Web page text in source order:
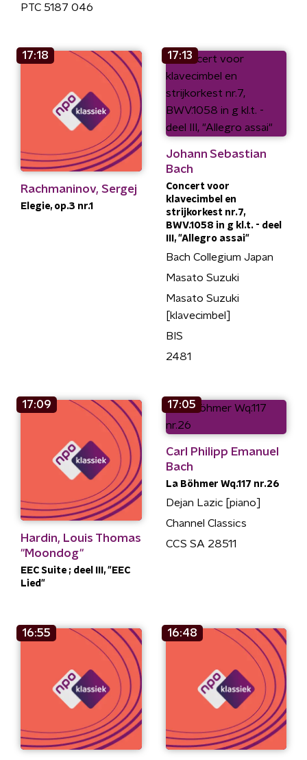
PTC 5187 046
17:18
Rachmaninov, Sergej
Elegie, op.3 nr.1
17:13
Johann Sebastian
Bach
Concert voor
klavecimbel en
strijkorkest nr.7,
BWV.1058 in g kl.t. - deel
III, "Allegro assai"
Bach Collegium Japan
Masato Suzuki
Masato Suzuki
[klavecimbel]
BIS
2481
17:09
Hardin, Louis Thomas
''Moondog''
EEC Suite ; deel III, "EEC
Lied"
17:05
Carl Philipp Emanuel
Bach
La Böhmer Wq.117 nr.26
Dejan Lazic [piano]
Channel Classics
CCS SA 28511
16:55 16:48